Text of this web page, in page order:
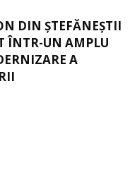
DIN ŞTEFĂNEŞTII
ÎNTR-UN AMPLU
A